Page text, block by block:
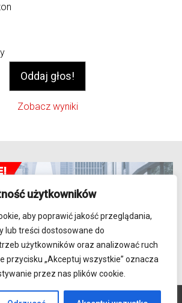
użytkowników
aby poprawić jakość przeglądania,
lub treści dostosowane do
użytkowników oraz analizować ruch
przycisku „Akceptuj wszystkie” oznacza
przez nas plików cookie.
Zobacz wyniki